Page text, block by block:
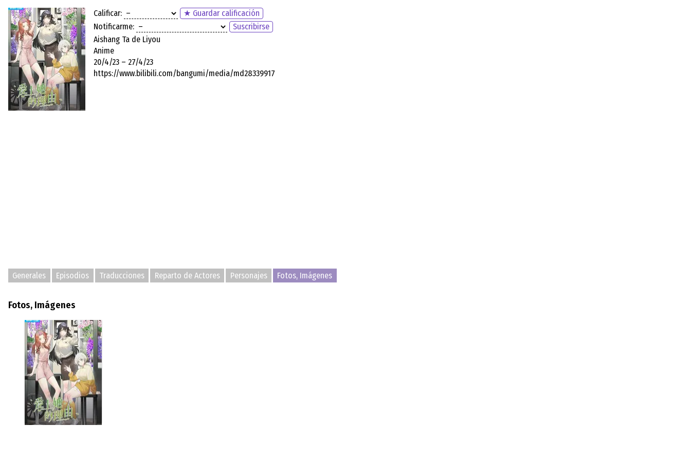
Calificar:
★ Guardar calificación
Notificarme:
Suscribirse
Aishang Ta de Liyou
Anime
20/4/23 – 27/4/23
https://www.bilibili.com/bangumi/media/md28339917
Generales Episodios Traducciones Reparto de Actores Personajes Fotos, Imágenes
Fotos, Imágenes